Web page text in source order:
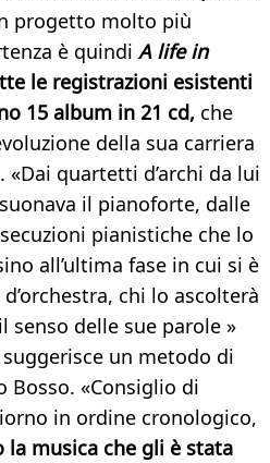
progetto molto più
è quindi A life in
le registrazioni esistenti
15 album in 21 cd, che
della sua carriera
quartetti d’archi da lui
il pianoforte, dalle
pianistiche che lo
all’ultima fase in cui si è
chi lo ascolterà
senso delle sue parole »
un metodo di
Bosso. «Consiglio di
in ordine cronologico,
la musica che gli è stata